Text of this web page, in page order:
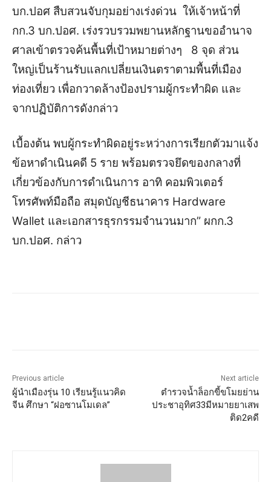
บก.ปอศ สืบสวนจับกุมอย่างเร่งด่วน ให้เจ้าหน้าที่
กก.3 บก.ปอศ. เร่งรวบรวมพยานหลักฐานขออำนาจ
ศาลเข้าตรวจค้นพื้นที่เป้าหมายต่างๆ 8 จุด ส่วน
ใหญ่เป็นร้านรับแลกเปลี่ยนเงินตราตามพื้นที่เมือง
ท่องเที่ยว เพื่อกวาดล้างป้องปรามผู้กระทำผิด และ
จากปฏิบัติการดังกล่าว
เบื้องต้น พบผู้กระทำผิดอยู่ระหว่างการเรียกตัวมาแจ้ง
ข้อหาดำเนินคดี 5 ราย พร้อมตรวจยึดของกลางที่
เกี่ยวข้องกับการดำเนินการ อาทิ คอมพิวเตอร์
โทรศัพท์มือถือ สมุดบัญชีธนาคาร Hardware
Wallet และเอกสารธุรกรรมจำนวนมาก” ผกก.3
บก.ปอศ. กล่าว
Previous article
ผู้นำเมืองรุ่น 10 เรียนรู้แนวคิด
จีน ศึกษา “ฝอซานโมเดล”
Next article
ตำรวจน้ำล็อกขี้ขโมยย่าน
ประชาอุทิศ33มีหมายยาเสพ
ติด2คดี